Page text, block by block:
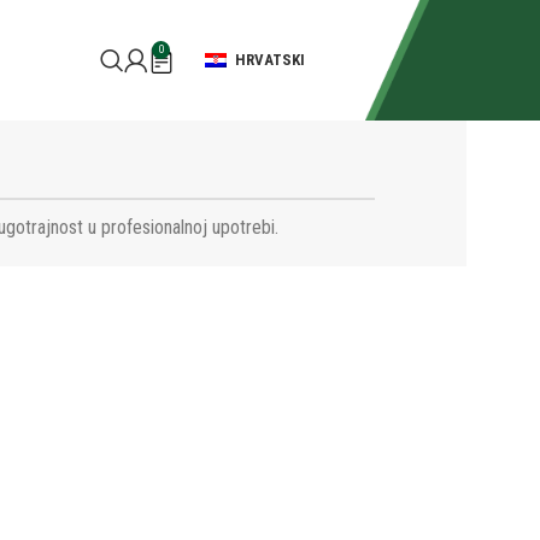
0
HRVATSKI
u profesionalnoj upotrebi.